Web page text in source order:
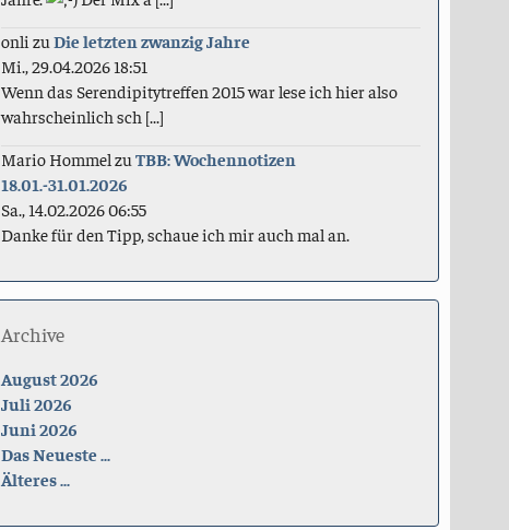
onli zuDie letzten zwanzig Jahre
Mi., 29.04.2026 18:51
Wenn das Serendipitytreffen 2015 war lese ich hier also
wahrscheinlich sch [...]
Mario Hommel zuTBB: Wochennotizen
18.01.-31.01.2026
Sa., 14.02.2026 06:55
Danke für den Tipp, schaue ich mir auch mal an.
Archive
August 2026
Juli 2026
Juni 2026
Das Neueste ...
Älteres ...